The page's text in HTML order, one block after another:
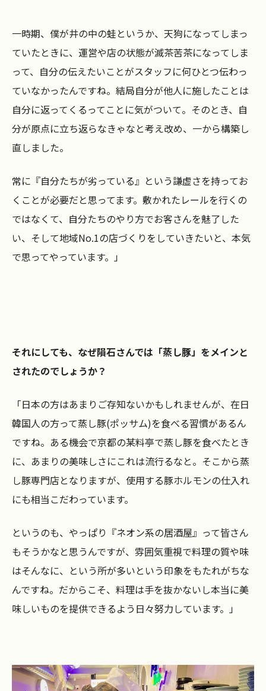
一時期、僕が井の中の蛙というか、天狗になってしまっ
ていたときに、運営や店の状態が滅茶苦茶になってしま
って、自分の伝えたいことがスタッフに何ひとつ伝わっ
ていなかったんですね。結局自分が他人に施したことは
自分に返ってくるってことに気がついて。そのとき、自
分が原点に立ち返らなきゃなと考え改め、一から構築し
直しました。
常に『自分たちが劣っている』という謙虚さを持ってお
くことが必要だと思ってます。敷かれたレールを行くの
ではなくて、自分たちのやり方でお客さんを魅了した
い、そして地域No.1の店づくりをしていきたいと、本気
で思ってやっています。」
それにしても、なぜ隕石さんでは「蒸し豚」をメインと
されたのでしょうか？
「日本の方はあまりご存知ないかもしれませんが、在日
韓国人の方って蒸し豚(ポッサム)を食べる習慣があるん
ですね。ある機会で京都の某料亭で蒸し豚を食べたとき
に、あまりの美味しさにこれは流行るなと。そこから蒸
し豚専門店となりますが、使用する豚ホルモンの仕入れ
にも相当こだわっています。
というのも、やっぱり『ネオン系の居酒屋』って皆さん
もそうかなと思うんですが、雰囲気重視で料理の質や味
はそんなに、という所が多いという印象をもたれがちな
んですね。だからこそ、料理は手を抜かないし本当に美
味しいものを提供できるよう日々努力しています。」